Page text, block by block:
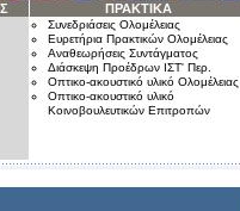
ΠΡΑΚΤΙΚΑ
Συνεδριάσεις Ολομέλειας
Ευρετήρια Πρακτικών Ολομέλειας
Αναθεωρήσεις Συντάγματος
Διάσκεψη Προέδρων ΙΣΤ' Περ.
Οπτικο-ακουστικό υλικό Ολομέλειας
Οπτικο-ακουστικό υλικό
Κοινοβουλευτικών Επιτροπών